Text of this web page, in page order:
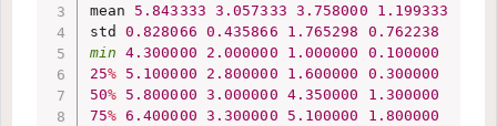
mean 5.843333 3.057333 3.758000
1.199333
std 0.828066 0.435866 1.765298
0.762238
min 4.300000 2.000000 1.000000
0.100000
25% 5.100000 2.800000 1.600000
0.300000
50% 5.800000 3.000000 4.350000
1.300000
75% 6.400000 3.300000 5.100000
1.800000